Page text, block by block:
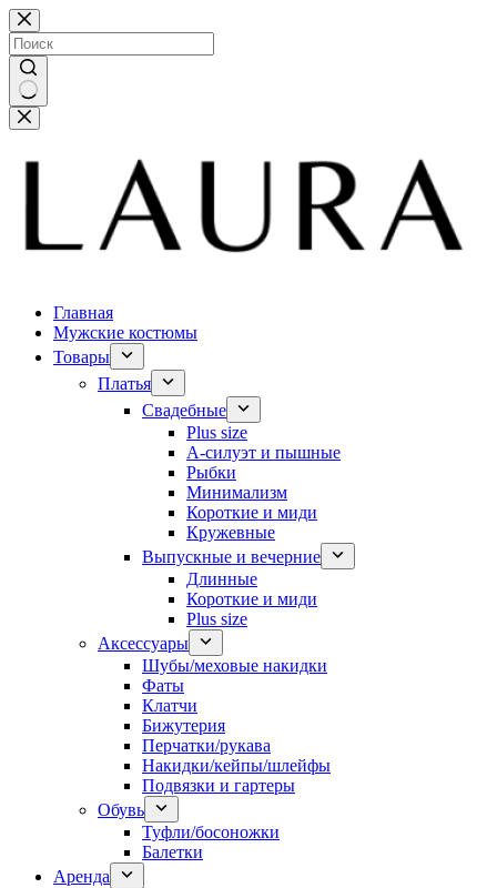
Перейти
к
сути
Ничего
не
Главная
Мужские костюмы
Товары
Платья
Свадебные
Plus size
А-силуэт и пышные
Рыбки
Минимализм
Короткие и миди
Кружевные
Выпускные и вечерние
Длинные
Короткие и миди
Plus size
Аксессуары
Шубы/меховые накидки
Фаты
Клатчи
Бижутерия
Перчатки/рукава
Накидки/кейпы/шлейфы
Подвязки и гартеры
Обувь
Туфли/босоножки
Балетки
Аренда